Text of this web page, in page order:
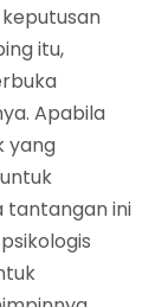
itu,
Apabila
yang
tantangan ini